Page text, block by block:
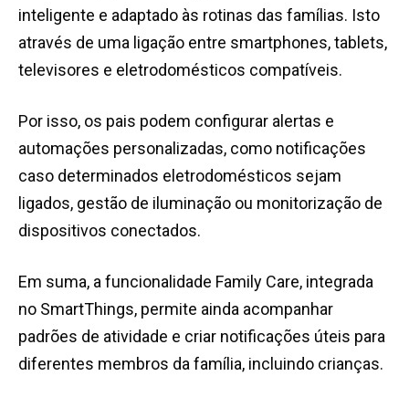
inteligente e adaptado às rotinas das famílias. Isto
através de uma ligação entre smartphones, tablets,
televisores e eletrodomésticos compatíveis.
Por isso, os pais podem configurar alertas e
automações personalizadas, como notificações
caso determinados eletrodomésticos sejam
ligados, gestão de iluminação ou monitorização de
dispositivos conectados.
Em suma, a funcionalidade Family Care, integrada
no SmartThings, permite ainda acompanhar
padrões de atividade e criar notificações úteis para
diferentes membros da família, incluindo crianças.